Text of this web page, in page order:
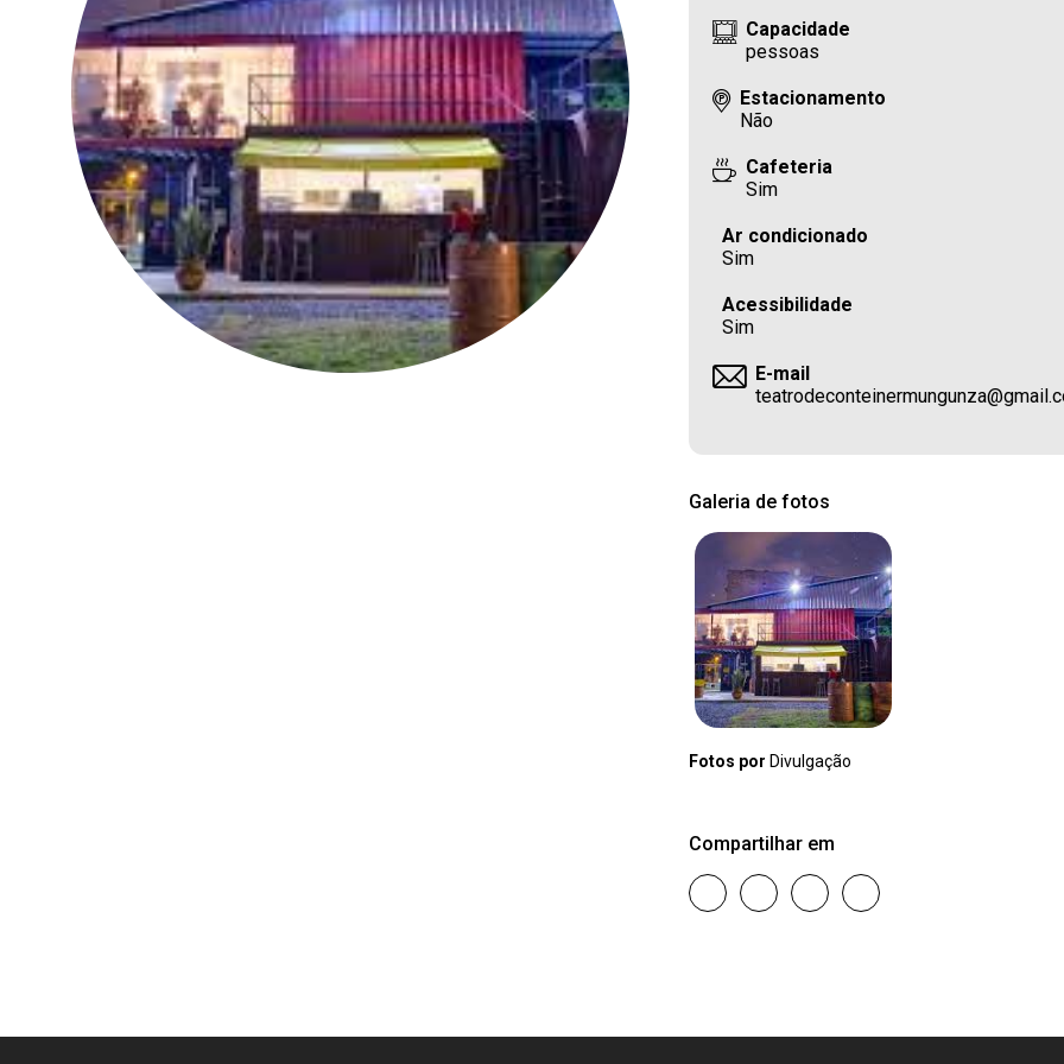
Capacidade
pessoas
Estacionamento
Não
Cafeteria
Sim
Ar condicionado
Sim
Acessibilidade
Sim
E-mail
Galeria de fotos
Fotos por Divulgação
Compartilhar em